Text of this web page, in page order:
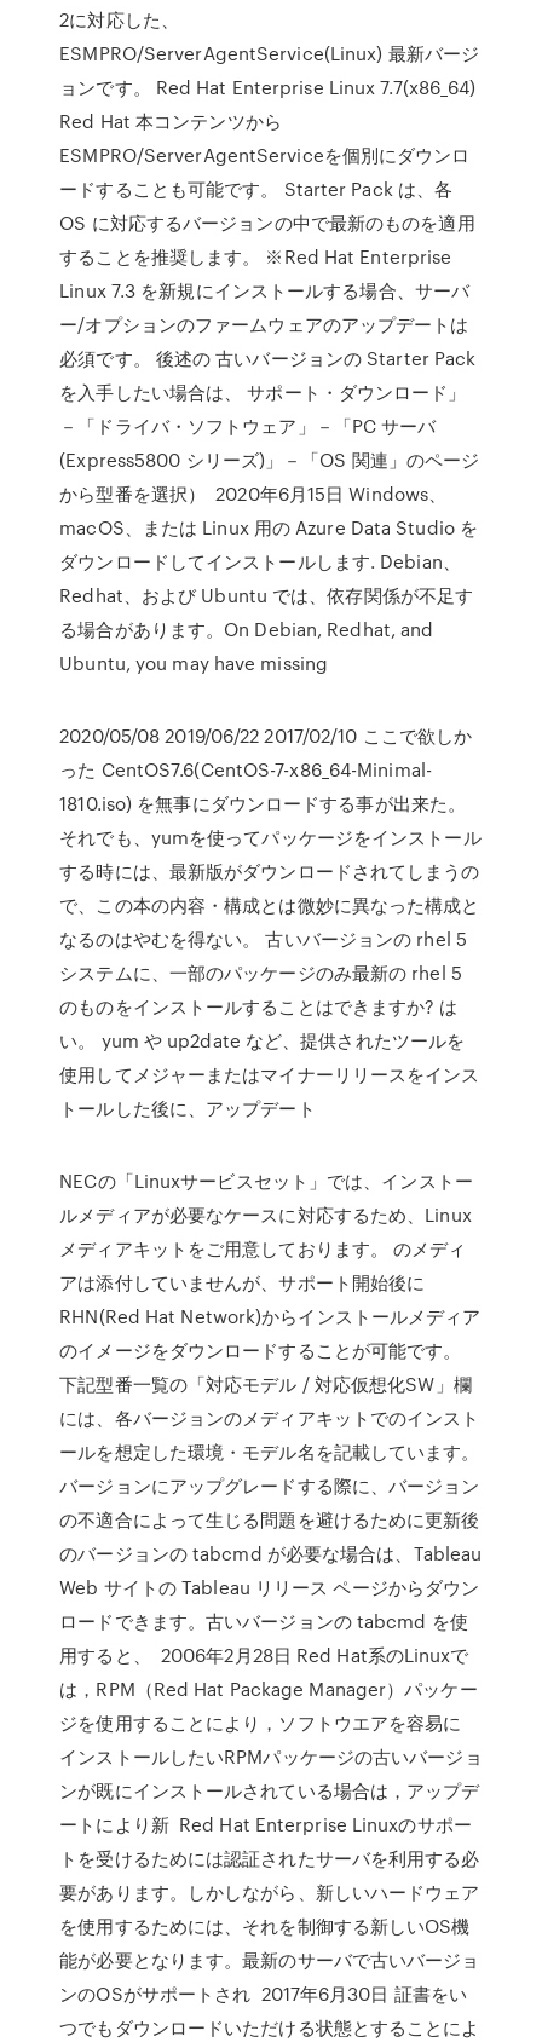
2に対応した、
ESMPRO/ServerAgentService(Linux) 最新バージ
ョンです。 Red Hat Enterprise Linux 7.7(x86_64)
Red Hat 本コンテンツから
ESMPRO/ServerAgentServiceを個別にダウンロ
ードすることも可能です。 Starter Pack は、各
OS に対応するバージョンの中で最新のものを適用
することを推奨します。 ※Red Hat Enterprise
Linux 7.3 を新規にインストールする場合、サーバ
ー/オプションのファームウェアのアップデートは
必須です。 後述の 古いバージョンの Starter Pack
を入手したい場合は、 サポート・ダウンロード」
－「ドライバ・ソフトウェア」－「PC サーバ
(Express5800 シリーズ)」－「OS 関連」のページ
から型番を選択） 2020年6月15日 Windows、
macOS、または Linux 用の Azure Data Studio を
ダウンロードしてインストールします. Debian、
Redhat、および Ubuntu では、依存関係が不足す
る場合があります。On Debian, Redhat, and
Ubuntu, you may have missing
2020/05/08 2019/06/22 2017/02/10 ここで欲しか
った CentOS7.6(CentOS-7-x86_64-Minimal-
1810.iso) を無事にダウンロードする事が出来た。
それでも、yumを使ってパッケージをインストール
する時には、最新版がダウンロードされてしまうの
で、この本の内容・構成とは微妙に異なった構成と
なるのはやむを得ない。 古いバージョンの rhel 5
システムに、一部のパッケージのみ最新の rhel 5
のものをインストールすることはできますか? は
い。 yum や up2date など、提供されたツールを
使用してメジャーまたはマイナーリリースをインス
トールした後に、アップデート
NECの「Linuxサービスセット」では、インストー
ルメディアが必要なケースに対応するため、Linux
メディアキットをご用意しております。 のメディ
アは添付していませんが、サポート開始後に
RHN(Red Hat Network)からインストールメディア
のイメージをダウンロードすることが可能です。
下記型番一覧の「対応モデル / 対応仮想化SW」欄
には、各バージョンのメディアキットでのインスト
ールを想定した環境・モデル名を記載しています。
バージョンにアップグレードする際に、バージョン
の不適合によって生じる問題を避けるために更新後
のバージョンの tabcmd が必要な場合は、Tableau
Web サイトの Tableau リリース ページからダウン
ロードできます。古いバージョンの tabcmd を使
用すると、 2006年2月28日 Red Hat系のLinuxで
は，RPM（Red Hat Package Manager）パッケー
ジを使用することにより，ソフトウエアを容易に
インストールしたいRPMパッケージの古いバージョ
ンが既にインストールされている場合は，アップデ
ートにより新 Red Hat Enterprise Linuxのサポー
トを受けるためには認証されたサーバを利用する必
要があります。しかしながら、新しいハードウェア
を使用するためには、それを制御する新しいOS機
能が必要となります。最新のサーバで古いバージョ
ンのOSがサポートされ 2017年6月30日 証書をい
つでもダウンロードいただける状態とすることによ